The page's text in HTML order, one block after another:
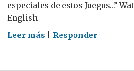
especiales de estos Juegos…”
English
Leer más onResponder